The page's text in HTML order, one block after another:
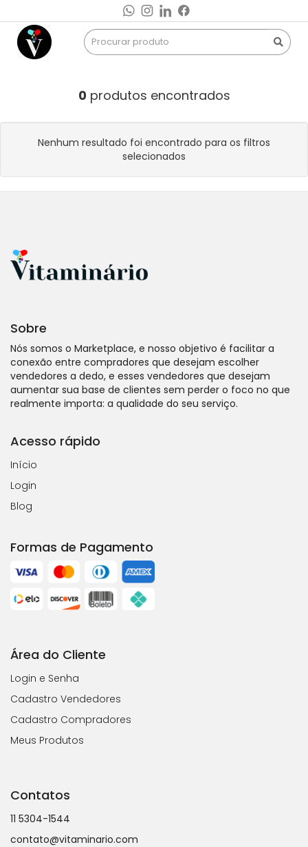
0 produtos encontrados
Nenhum resultado foi encontrado para os filtros
selecionados
Sobre
Nós somos o Marketplace, e nosso objetivo é facilitar a
conexão entre compradores que desejam escolher
vendedores a dedo, e esses vendedores que desejam
aumentar sua base de clientes sem perder o foco no que
realmente importa: a qualidade do seu serviço.
Acesso rápido
Início
Login
Blog
Formas de Pagamento
Área do Cliente
Login e Senha
Cadastro Vendedores
Cadastro Compradores
Meus Produtos
Contatos
11 5304-1544
contato@vitaminario.com